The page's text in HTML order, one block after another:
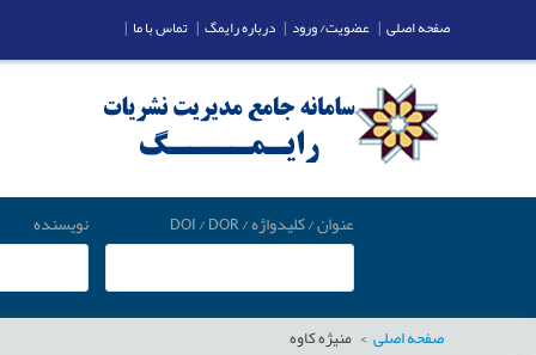
عنوان / کلیدواژه / DOI / DOR نویسنده
صفحه اصلی منیژه کاوه
صفحه اصلی | عضویت/ ورود | درباره رایمگ | تماس با ما |